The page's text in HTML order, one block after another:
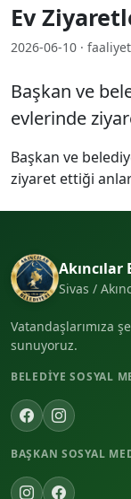
Ev
2026-06-10 · faaliyet
Başkan ve
evlerinde
Başkan ve
ziyaret ettiği
Akıncılar
Sivas /
Vatandaşlarımıza
sunuyoruz.
BELEDIYE SOSYAL
BAŞKAN SOSYAL